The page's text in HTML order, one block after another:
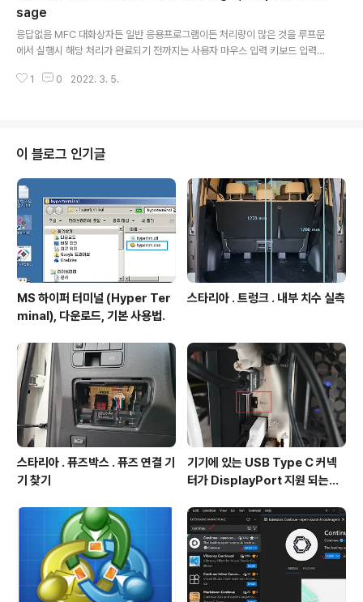
제시해준 함수를 사용해도 되고 아래처럼 코드에 기록해두
면 C4996 은 오류로 처리하지 않고 정상적으로 컴파일
가능. #pragma warning(disable: 4996) 첫 등록 : 2
022.03.07 최종 수정 : 단축 주소 : https://igotit.tistor
y.com/3532
sage
응답없음 MFC 대화상자든 일반 응용프로그램이든 처리량이 많은 것을 루프문
에서 실행시 해당 처리가 완료되기 전까지는 사용자 마우스 입력 키보드 입력등
가 보인다. 해결방법. 처리 루프 안에 PeekMessage 로 메시지 여부 점검하
ageHandler() { MSG msg; // GetMessage 는 메시지 수신될때까지 대
기 하기 때문에 무한대기에 ..
1 0 2022. 3. 5.
이 블로그 인기글
MS 하이퍼 터미널 (Hyper Ter
minal), 다운로드, 기본 사용법.
스타리아 . 트렁크 . 내부 치수 실측
스타리아 . 퓨즈박스 . 퓨즈 연결 기
기 찾기
기기에 있는 USB Type C 커넥
터가 DisplayPort 지원 되는지